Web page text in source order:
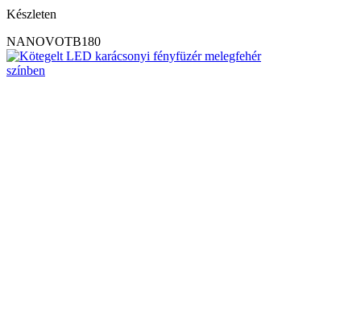
Készleten
NANOVOTB180